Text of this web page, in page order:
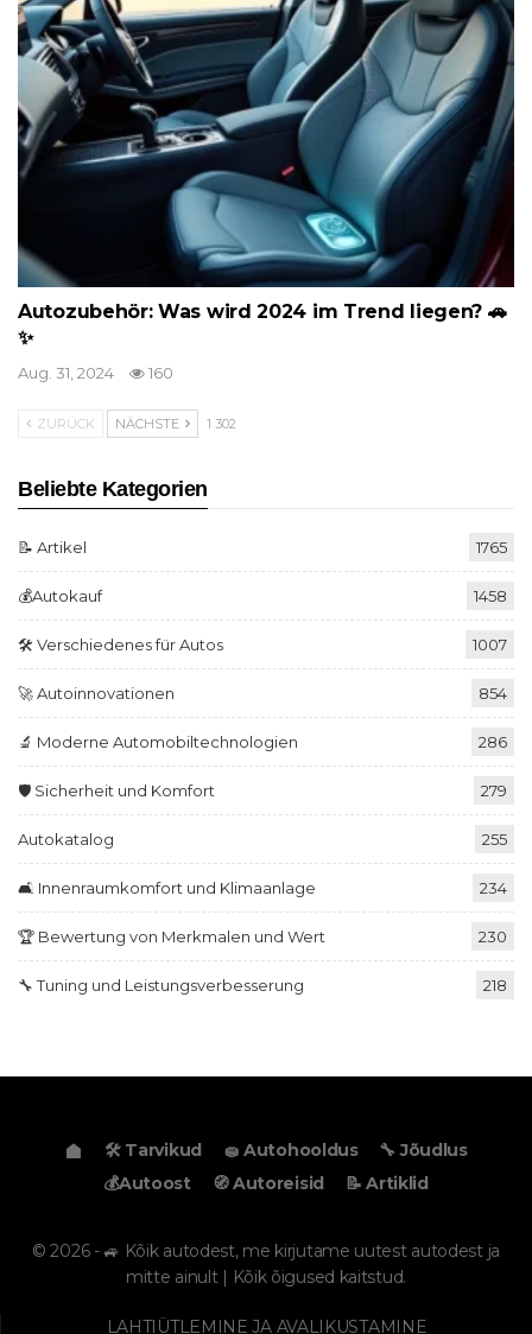
Autozubehör: Was wird 2024 im Trend liegen? 🚗
✨
Aug. 31, 2024 160
ZURÜCK NÄCHSTE 1 302
Beliebte Kategorien
📝 Artikel 1765
💰Autokauf 1458
🛠️ Verschiedenes für Autos 1007
🚀 Autoinnovationen 854
🔬 Moderne Automobiltechnologien 286
🛡️ Sicherheit und Komfort 279
Autokatalog 255
🛋️ Innenraumkomfort und Klimaanlage 234
🏆 Bewertung von Merkmalen und Wert 230
🔧 Tuning und Leistungsverbesserung 218
🛠️ Tarvikud 🧽 Autohooldus
🔧 Jõudlus
💰Autoost
🧭 Autoreisid 📝 Artiklid
© 2026 - 🚙 Kõik autodest, me kirjutame uutest autodest ja
mitte ainult | Kõik õigused kaitstud.
LAHTIÜTLEMINE JA AVALIKUSTAMINE